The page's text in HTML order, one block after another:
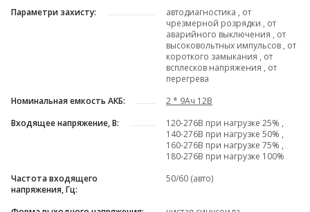
Параметри захисту:
автодиагностика , от
чрезмерной розрядки , от
аварийного выключения , от
высоковольтных импульсов , от
короткого замыкания , от
всплесков напряжения , от
перегрева
Номинальная емкость АКБ:
2 * 9Ач 12В
Входящее напряжение, В:
120-276В при нагрузке 25% ,
140-276В при нагрузке 50% ,
160-276В при нагрузке 75% ,
180-276В при нагрузке 100%
Частота входящего
напряжения, Гц:
50/60 (авто)